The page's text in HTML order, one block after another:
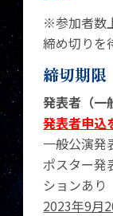
※参加者数
締め切りを
締切期限
発表者（一
発表者申込
一般公演発
ポスター発
ションあり
2023年9月